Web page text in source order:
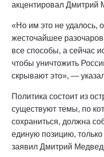
акцентировал Дмитрий
«Но им это не удалось,
жесточайшее
все способы, а сейчас
чтобы уничтожить
скрывают это», —
Политика состоит из
существуют темы, по
сохраниться, должна
единую позицию,
заявил Дмитрий